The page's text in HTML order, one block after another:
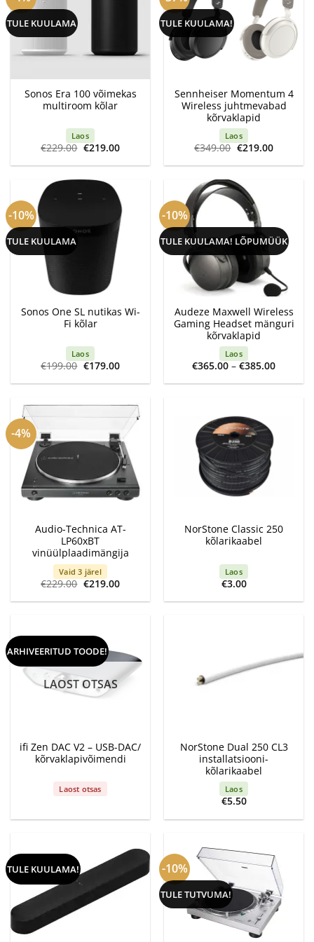
TULE KUULAMA
Sonos Era 100 võimekas
multiroom kõlar
Laos
€229.00 Algne
oli:
€219.00Current
is:
TULE KUULAMA!
Sennheiser Momentum 4
Wireless juhtmevabad
kõrvaklapid
Laos
€349.00 Algne
oli:
€219.00Current
is:
-10%
TULE KUULAMA
Sonos One SL nutikas Wi-
Fi kõlar
Laos
€199.00 Algne
hind
oli:
€179.00Current
is:
-10%
TULE KUULAMA! LÕPUMÜÜK
Audeze Maxwell Wireless
Gaming Headset mänguri
kõrvaklapid
Laos
€365.00 – €385.00Price
€365.00
-4%
Audio-Technica AT-
LP60xBT
vinüülplaadimängija
Vaid 3 järel
€229.00 Algne
hind
oli:
€219.00Current
is:
NorStone Classic 250
kõlarikaabel
Laos
€3.00
ARHIVEERITUD TOODE!
LAOST OTSAS
ifi Zen DAC V2 – USB-DAC/
kõrvaklapivõimendi
Laost otsas
NorStone Dual 250 CL3
installatsiooni-
kõlarikaabel
Laos
€5.50
TULE KUULAMA! -10%
TULE TUTVUMA!